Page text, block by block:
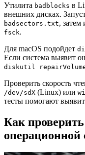
Утилита badblocks в
внешних дисках.
badsectors.txt, затем
fsck.
Для macOS подойдет
Если система выявит
diskutil
Проверить скорость
/dev/sdX (Linux) или
тесты помогают
Как проверить
операционной